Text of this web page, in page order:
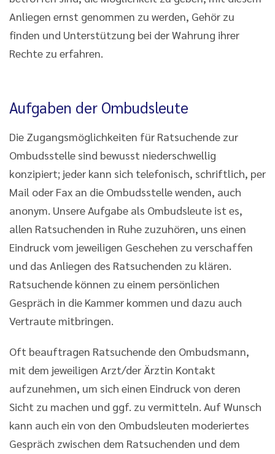
Anliegen ernst genommen zu werden, Gehör zu
finden und Unterstützung bei der Wahrung ihrer
Rechte zu erfahren.
Aufgaben der Ombudsleute
Die Zugangsmöglichkeiten für Ratsuchende zur
Ombudsstelle sind bewusst niederschwellig
konzipiert; jeder kann sich telefonisch, schriftlich, per
Mail oder Fax an die Ombudsstelle wenden, auch
anonym. Unsere Aufgabe als Ombudsleute ist es,
allen Ratsuchenden in Ruhe zuzuhören, uns einen
Eindruck vom jeweiligen Geschehen zu verschaffen
und das Anliegen des Ratsuchenden zu klären.
Ratsuchende können zu einem persönlichen
Gespräch in die Kammer kommen und dazu auch
Vertraute mitbringen.
Oft beauftragen Ratsuchende den Ombudsmann,
mit dem jeweiligen Arzt/der Ärztin Kontakt
aufzunehmen, um sich einen Eindruck von deren
Sicht zu machen und ggf. zu vermitteln. Auf Wunsch
kann auch ein von den Ombudsleuten moderiertes
Gespräch zwischen dem Ratsuchenden und dem